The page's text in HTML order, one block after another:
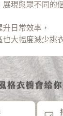
現與眾不同的
日常效率，
大幅度減少挑